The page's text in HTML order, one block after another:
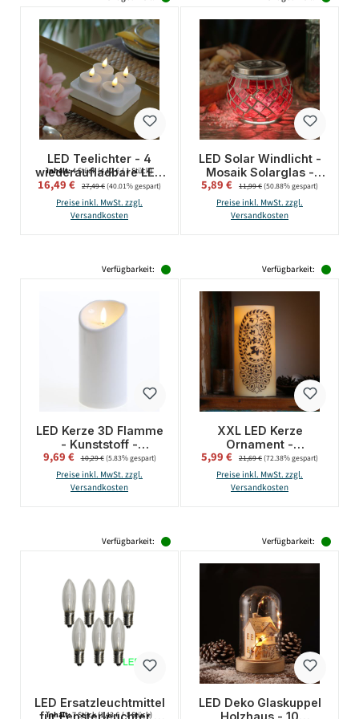
LED Teelichter - 4
wiederaufladbare LED
Teelichter mit
Ladestation - D: 4cm -
flackernd - weiß
Inhalt:4 Stück(4,12 € / 1 Stück)
Verkaufspreis:
16,49 € Regulärer Preis:
27,49 €(40.01% gespart)
Preise inkl. MwSt. zzgl.
Versandkosten
LED Solar Windlicht -
Mosaik Solarglas -
kaltweiße LED -
Lichtsensor - H: 9cm -
für Außen - rot
Verkaufspreis:
5,89 € Regulärer Preis:
11,99 €(50.88% gespart)
Preise inkl. MwSt. zzgl.
Versandkosten
Verfügbarkeit:
LED Kerze 3D Flamme
- Kunststoff -
flackernde Flamme -
H: 15cm - D: 7,5cm -
Timer - für Außen -
Verkaufspreis:
9,69 € Regulärer Preis:
10,29 €(5.83% gespart)
Preise inkl. MwSt. zzgl.
Versandkosten
Verfügbarkeit:
XXL LED Kerze
Ornament -
Echtwachs -
flackernde LED -
Timer - H: 25cm - D:
Verkaufspreis:
5,99 € Regulärer Preis:
21,69 €(72.38% gespart)
Preise inkl. MwSt. zzgl.
Versandkosten
Verfügbarkeit:
LED Ersatzleuchtmittel
Inhalt:7 Stück(1,43 € / 1 Stück)
Verfügbarkeit:
LED Deko Glaskuppel